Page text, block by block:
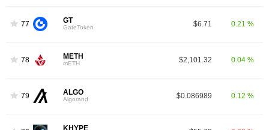
77 GT
GateToken $6.71 0.21 %
78 METH
mETH $2,101.32 0.04 %
79 ALGO
Algorand $0.086989 0.12 %
KHYPE